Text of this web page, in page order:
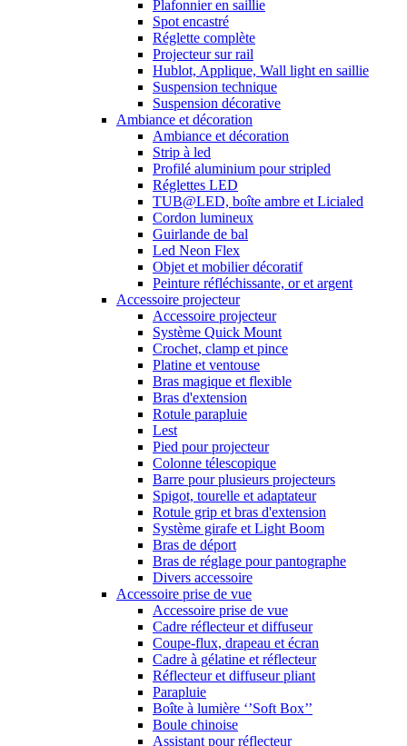
Plafonnier en saillie
Spot encastré
Réglette complète
Projecteur sur rail
Hublot, Applique, Wall light en saillie
Suspension technique
Suspension décorative
Ambiance et décoration
Ambiance et décoration
Strip à led
Profilé aluminium pour stripled
Réglettes LED
TUB@LED, boîte ambre et Licialed
Cordon lumineux
Guirlande de bal
Led Neon Flex
Objet et mobilier décoratif
Peinture réfléchissante, or et argent
Accessoire projecteur
Accessoire projecteur
Système Quick Mount
Crochet, clamp et pince
Platine et ventouse
Bras magique et flexible
Bras d'extension
Rotule parapluie
Lest
Pied pour projecteur
Colonne télescopique
Barre pour plusieurs projecteurs
Spigot, tourelle et adaptateur
Rotule grip et bras d'extension
Système girafe et Light Boom
Bras de déport
Bras de réglage pour pantographe
Divers accessoire
Accessoire prise de vue
Accessoire prise de vue
Cadre réflecteur et diffuseur
Coupe-flux, drapeau et écran
Cadre à gélatine et réflecteur
Réflecteur et diffuseur pliant
Parapluie
Boîte à lumière ‘’Soft Box’’
Boule chinoise
Assistant pour réflecteur